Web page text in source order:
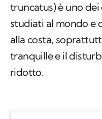
truncatus) è uno
studiati al mondo e
alla costa,
tranquille e il
ridotto.